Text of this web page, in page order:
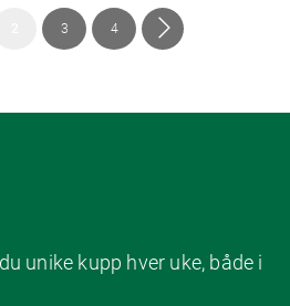
You're Side
3 Side
4 Side
Neste
unike kupp hver uke, både i